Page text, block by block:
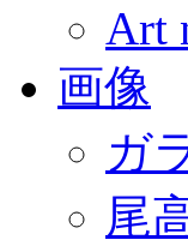
Art
画像
ガ
尾